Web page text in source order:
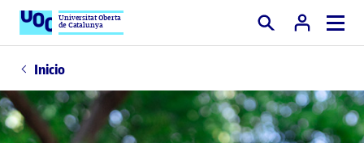
Universitat Oberta
de Catalunya Buscar
Inicio